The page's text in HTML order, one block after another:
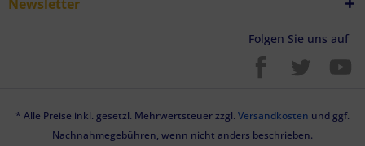
Newsletter
Folgen Sie uns auf
* Alle Preise inkl. gesetzl. Mehrwertsteuer zzgl. Versandkosten und ggf.
Nachnahmegebühren, wenn nicht anders beschrieben.